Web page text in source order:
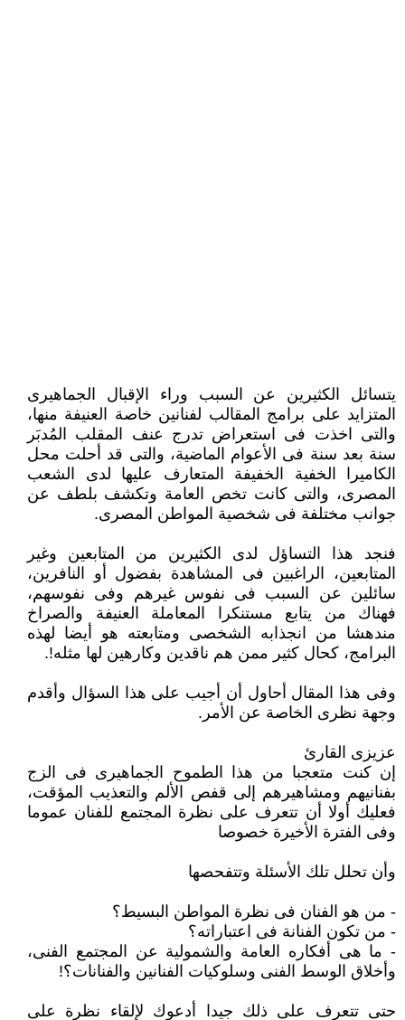
يتسائل الكثيرين عن السبب وراء الإقبال الجماهيرى
المتزايد على برامج المقالب لفنانين خاصة العنيفة منها،
والتى اخذت فى استعراض تدرج عنف المقلب المُدبَر
سنة بعد سنة فى الأعوام الماضية، والتى قد أحلت محل
الكاميرا الخفية الخفيفة المتعارف عليها لدى الشعب
المصرى، والتى كانت تخص العامة وتكشف بلطف عن
جوانب مختلفة فى شخصية المواطن المصرى.
فنجد هذا التساؤل لدى الكثيرين من المتابعين وغير
المتابعين، الراغبين فى المشاهدة بفضول أو النافرين،
سائلين عن السبب فى نفوس غيرهم وفى نفوسهم،
فهناك من يتابع مستنكرا المعاملة العنيفة والصراخ
مندهشا من انجذابه الشخصى ومتابعته هو أيضا لهذه
البرامج، كحال كثير ممن هم ناقدين وكارهين لها مثله!.
وفى هذا المقال أحاول أن أجيب على هذا السؤال وأقدم
وجهة نظرى الخاصة عن الأمر.
عزيزى القارئ
إن كنت متعجبا من هذا الطموح الجماهيرى فى الزج
بفنانيهم ومشاهيرهم إلى قفص الألم والتعذيب المؤقت،
فعليك أولا أن تتعرف على نظرة المجتمع للفنان عموما
وفى الفترة الأخيرة خصوصا
وأن تحلل تلك الأسئلة وتتفحصها
- من هو الفنان فى نظرة المواطن البسيط؟
- من تكون الفنانة فى اعتباراته؟
- ما هى أفكاره العامة والشمولية عن المجتمع الفنى،
وأخلاق الوسط الفنى وسلوكيات الفنانين والفنانات؟!
حتى تتعرف على ذلك جيدا أدعوك لإلقاء نظرة على